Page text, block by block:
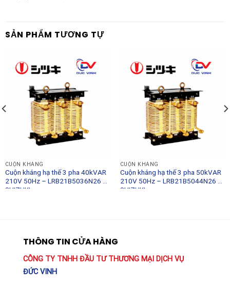
SẢN PHẨM TƯƠNG TỰ
CUỘN KHÁNG
Cuộn kháng hạ thế 3 pha 40kVAR
210V 50Hz – LRB21B5036N26 –
SHIZUKI
CUỘN KHÁNG
Cuộn kháng hạ thế 3 pha 50kVAR
210V 50Hz – LRB21B5044N26 –
SHIZUKI
THÔNG TIN CỬA HÀNG
CÔNG TY TNHH ĐẦU TƯ THƯƠNG MẠI DỊCH VỤ
ĐỨC VINH